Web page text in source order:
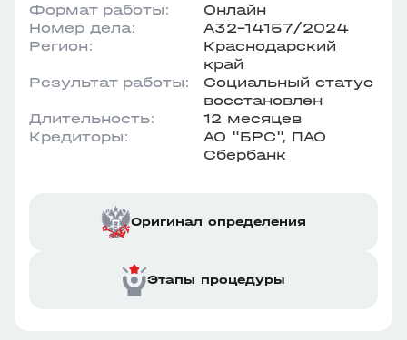
Формат работы:
Онлайн
Номер дела:
А32-14157/2024
Регион:
Краснодарский
край
Результат работы:
Социальный статус
восстановлен
Длительность:
12 месяцев
Кредиторы:
АО "БРС", ПАО
Сбербанк
Оригинал определения
Этапы процедуры